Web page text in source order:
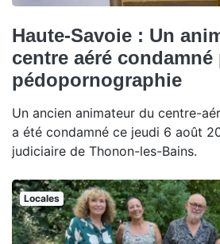
Haute-Savoie : Un
centre aéré condamné
pédopornographie
Un ancien animateur du centre-
a été condamné ce jeudi 6 août
judiciaire de Thonon-les-Bains.
Locales